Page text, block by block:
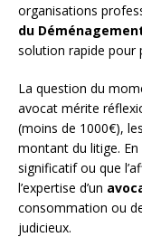
organisations
du
solution rapide pour
La question du
avocat mérite
(moins de 1000€),
montant du litige.
significatif ou que
l’expertise d’un
consommation ou
judicieux.